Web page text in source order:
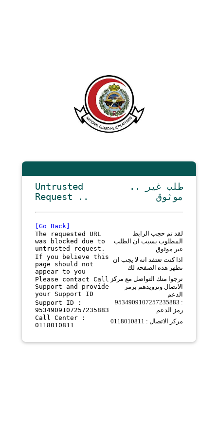
Untrusted
Request ..
.. طلب غير
موثوق
[Go Back]
The requested URL
was blocked due to
untrusted request.
لقد تم حجب الرابط
المطلوب بسبب ان الطلب
غير موثوق
If you believe this
page should not
appear to you
اذا كنت تعتقد انه لا يجب ان
تظهر هذه الصفحه لك
Please contact Call
Support and provide
your Support ID
نرجوا منك التواصل مع مركز
الاتصال وتزويدهم برمز
الدعم
Support ID :
9534909107257235883
9534909107257235883 :
رمز الدعم
Call Center :
0118010811
مركز الاتصال : 0118010811